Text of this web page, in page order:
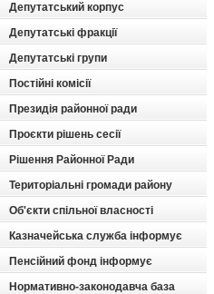
Депутатський корпус
Депутатські фракції
Депутатські групи
Постійні комісії
Президія районної ради
Проєкти рішень сесії
Рішення Районної Ради
Територіальні громади району
Об'єкти спільної власності
Казначейська служба інформує
Пенсійний фонд інформує
Нормативно-законодавча база